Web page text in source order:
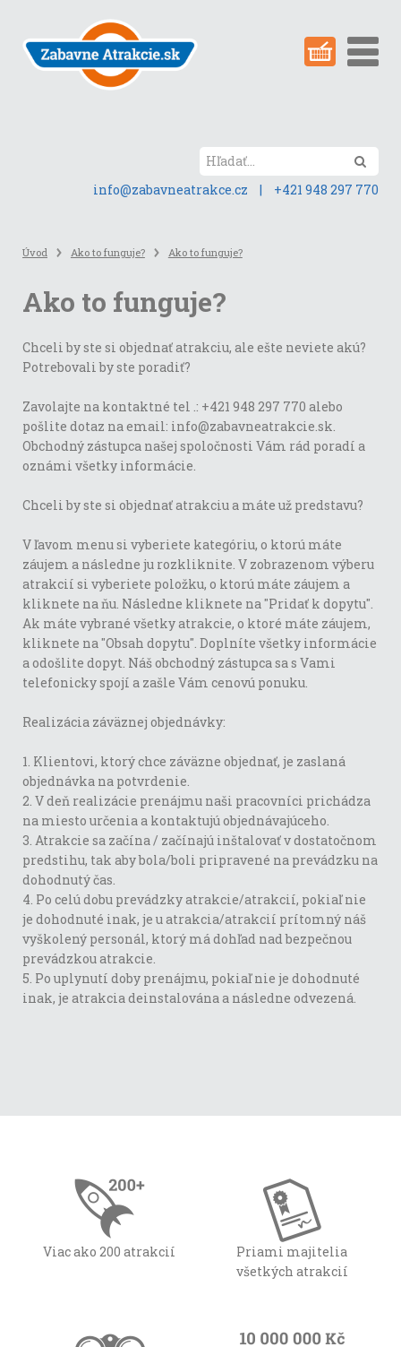
obsah
stránky
info@zabavneatrakce.cz
| +421 948 297 770
Úvod Ako to funguje? Ako to funguje?
Ako to funguje?
Chceli by ste si objednať atrakciu, ale ešte neviete akú?
Potrebovali by ste poradiť?
Zavolajte na kontaktné tel .: +421 948 297 770 alebo
pošlite dotaz na email: info@zabavneatrakcie.sk.
Obchodný zástupca našej spoločnosti Vám rád poradí a
oznámi všetky informácie.
Chceli by ste si objednať atrakciu a máte už predstavu?
V ľavom menu si vyberiete kategóriu, o ktorú máte
záujem a následne ju rozkliknite. V zobrazenom výberu
atrakcií si vyberiete položku, o ktorú máte záujem a
kliknete na ňu. Následne kliknete na "Pridať k dopytu".
Ak máte vybrané všetky atrakcie, o ktoré máte záujem,
kliknete na "Obsah dopytu". Doplníte všetky informácie
a odošlite dopyt. Náš obchodný zástupca sa s Vami
telefonicky spojí a zašle Vám cenovú ponuku.
Realizácia záväznej objednávky:
1. Klientovi, ktorý chce záväzne objednať, je zaslaná
objednávka na potvrdenie.
2. V deň realizácie prenájmu naši pracovníci prichádza
na miesto určenia a kontaktujú objednávajúceho.
3. Atrakcie sa začína / začínajú inštalovať v dostatočnom
predstihu, tak aby bola/boli pripravené na prevádzku na
dohodnutý čas.
4. Po celú dobu prevádzky atrakcie/atrakcií, pokiaľ nie
je dohodnuté inak, je u atrakcia/atrakcií prítomný náš
vyškolený personál, ktorý má dohľad nad bezpečnou
prevádzkou atrakcie.
5. Po uplynutí doby prenájmu, pokiaľ nie je dohodnuté
inak, je atrakcia deinstalována a následne odvezená.
Viac ako 200 atrakcií
Priami majitelia
všetkých atrakcií